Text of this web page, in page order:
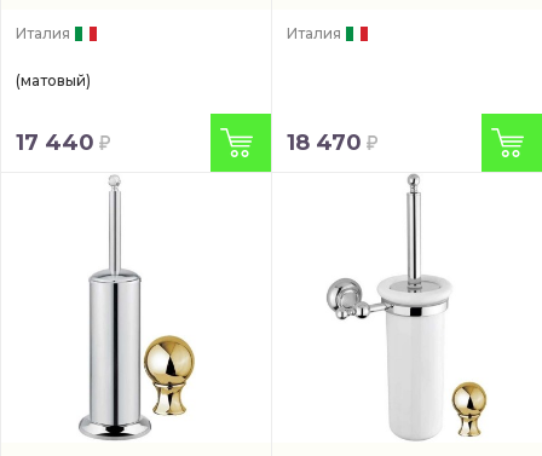
Италия
(матовый)
17 440
Италия
18 470